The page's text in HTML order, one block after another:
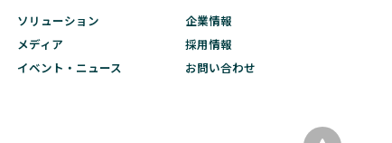
ソリューション
メディア
イベント・ニュース
企業情報
採用情報
お問い合わせ